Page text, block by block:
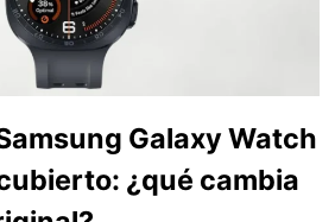
Galaxy Watch
¿qué cambia